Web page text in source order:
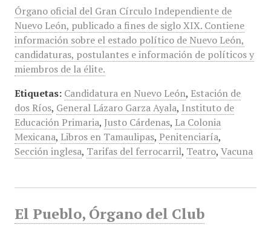
Órgano oficial del Gran Círculo Independiente de
Nuevo León, publicado a fines de siglo XIX. Contiene
información sobre el estado político de Nuevo León,
candidaturas, postulantes e información de políticos y
miembros de la élite.
Etiquetas: Candidatura en Nuevo León, Estación de
dos Ríos, General Lázaro Garza Ayala, Instituto de
Educación Primaria, Justo Cárdenas, La Colonia
Mexicana, Libros en Tamaulipas, Penitenciaría,
Sección inglesa, Tarifas del ferrocarril, Teatro, Vacuna
El Pueblo, Órgano del Club